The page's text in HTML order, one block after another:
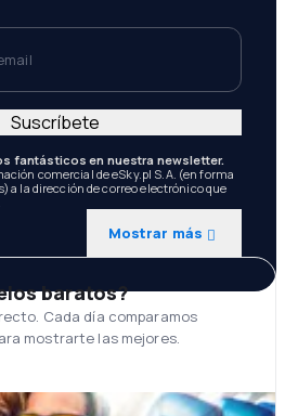
fantásticos en nuestra newsletter.
comercial de eSky.pl S.A. (en forma
a la dirección de correo electrónico que
Mostrar más
Suscríbete
baratos?
Cada día comparamos
mostrarte las mejores.